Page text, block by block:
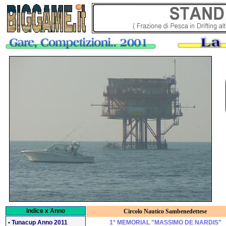
Indice x Anno
• Tunacup Anno 2011
Circolo Nautico Sambenedettese
1° MEMORIAL "MASSIMO DE NARDIS"